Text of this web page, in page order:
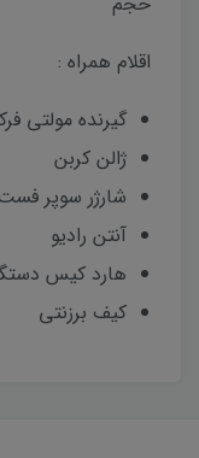
اقلام همراه :
گیرنده مولتی
ژالن کربن
شارژر سوپر
آنتن رادیو
هارد کیس
کیف برزنتی